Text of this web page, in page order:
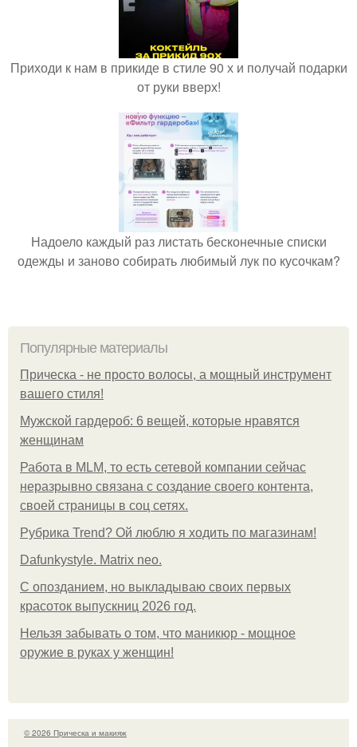
Приходи к нам в прикиде в стиле 90 х и получай подарки
от руки вверх!
Надоело каждый раз листать бесконечные списки
одежды и заново собирать любимый лук по кусочкам?
Популярные материалы
Прическа - не просто волосы, а мощный инструмент
вашего стиля!
Мужской гардероб: 6 вещей, которые нравятся
женщинам
Работа в MLM, то есть сетевой компании сейчас
неразрывно связана с создание своего контента,
своей страницы в соц сетях.
Рубрика Trend? Ой люблю я ходить по магазинам!
Dafunkystyle. Matrix neo.
С опозданием, но выкладываю своих первых
красоток выпускниц 2026 год.
Нельзя забывать о том, что маникюр - мощное
оружие в руках у женщин!
© 2026 Прическа и макияж